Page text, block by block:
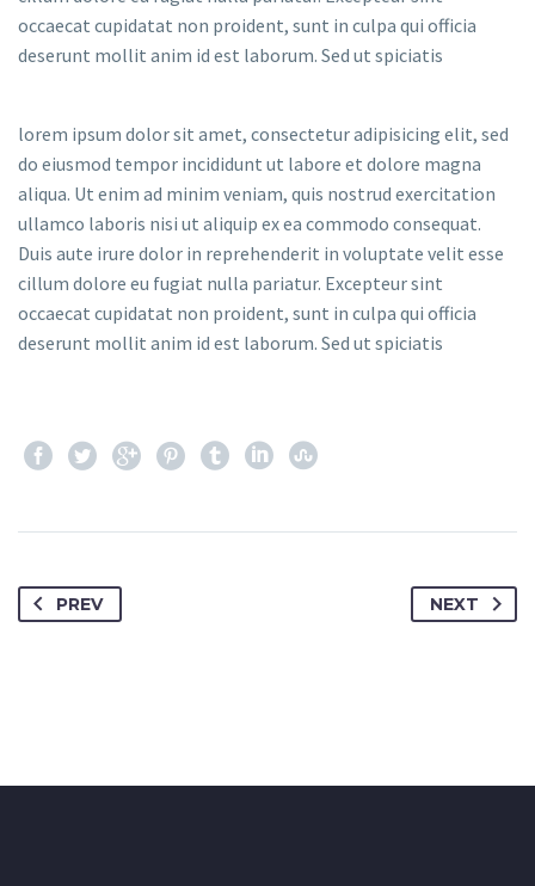
occaecat cupidatat non proident, sunt in culpa qui officia
deserunt mollit anim id est laborum. Sed ut spiciatis
lorem ipsum dolor sit amet, consectetur adipisicing elit, sed
do eiusmod tempor incididunt ut labore et dolore magna
aliqua. Ut enim ad minim veniam, quis nostrud exercitation
ullamco laboris nisi ut aliquip ex ea commodo consequat.
Duis aute irure dolor in reprehenderit in voluptate velit esse
cillum dolore eu fugiat nulla pariatur. Excepteur sint
occaecat cupidatat non proident, sunt in culpa qui officia
deserunt mollit anim id est laborum. Sed ut spiciatis
PREV NEXT